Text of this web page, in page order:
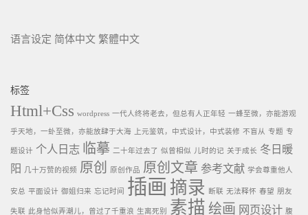
语言设定 简体中文 繁體中文
标签
Html+Css wordpress 一代人终将老去，但总有人正年轻 一蜂至微，亦能游观
乎天地，一虲至微，亦能放肆于大海 上元鉴筑，中式设计，中式装修 不盲从 专题 专
题设计 个人日志 临摹 二十年过去了 似曾相似 儿时的记 关于成长 冬日暖
阳
几十万赞的视频 原创 原创作品 原创文章 参考文献 学会尊重他人
安总 平面设计 御姐归来 忘记时间 插画 摘录 断联 无法释怀 春望 朋友
失联 此身恰似弄潮儿，曾过了千重浪 生离死别 素描 绘画 网页设计 腹